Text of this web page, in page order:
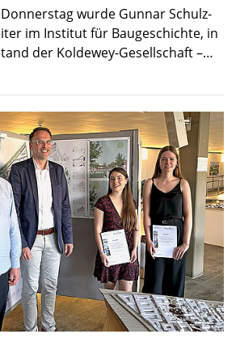
wurde Gunnar Schulz-
im Institut für Baugeschichte, in
der Koldewey-Gesellschaft –…